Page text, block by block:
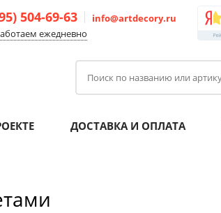
504-69-63
info@artdecory.ru
ежедневно
ДОСТАВКА И ОПЛАТА